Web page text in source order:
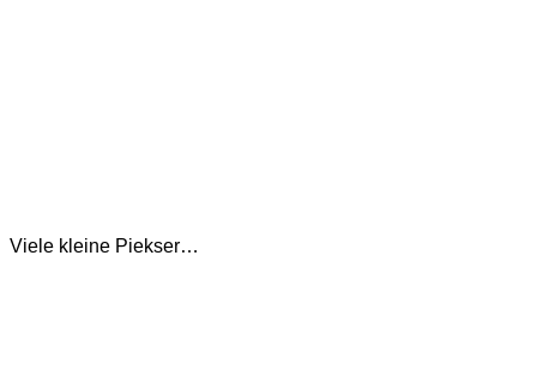
Viele kleine Piekser…